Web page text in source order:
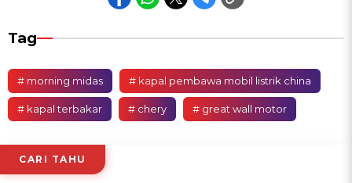
Tag
# morning midas # kapal pembawa mobil listrik china
# kapal terbakar # chery # great wall motor
CARI TAHU